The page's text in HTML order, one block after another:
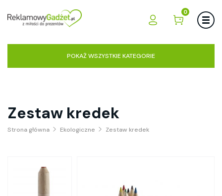
0
POKAŻ WSZYSTKIE KATEGORIE
Zestaw kredek
Strona główna Ekologiczne Zestaw kredek